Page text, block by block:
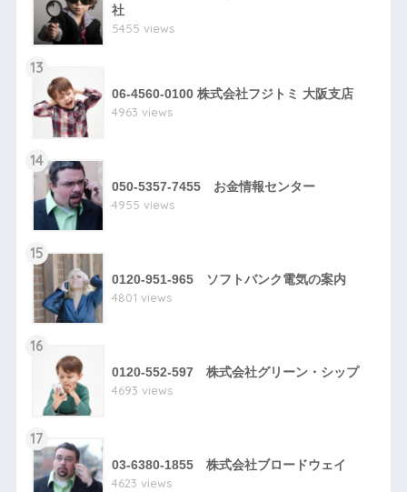
社
5455 views
13
06-4560-0100 株式会社フジトミ 大阪支店
4963 views
14
050-5357-7455 お金情報センター
4955 views
15
0120-951-965 ソフトバンク電気の案内
4801 views
16
0120-552-597 株式会社グリーン・シップ
4693 views
17
03-6380-1855 株式会社ブロードウェイ
4623 views